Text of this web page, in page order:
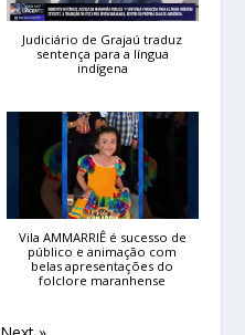
Judiciário de Grajaú traduz
sentença para a língua
indígena
Vila AMMARRIÊ é sucesso de
público e animação com
belas apresentações do
folclore maranhense